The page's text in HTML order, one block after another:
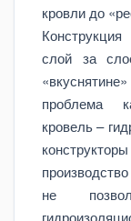
кровли до
слой за
проблема
кровель –
не